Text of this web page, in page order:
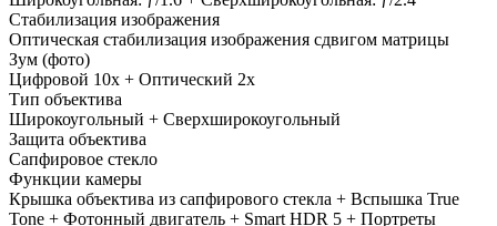
Стабилизация изображения
Оптическая стабилизация изображения сдвигом матрицы
Зум (фото)
Цифровой 10x + Оптический 2x
Тип объектива
Широкоугольный + Сверхширокоугольный
Защита объектива
Сапфировое стекло
Функции камеры
Крышка объектива из сапфирового стекла + Вспышка True
Tone + Фотонный двигатель + Smart HDR 5 + Портреты